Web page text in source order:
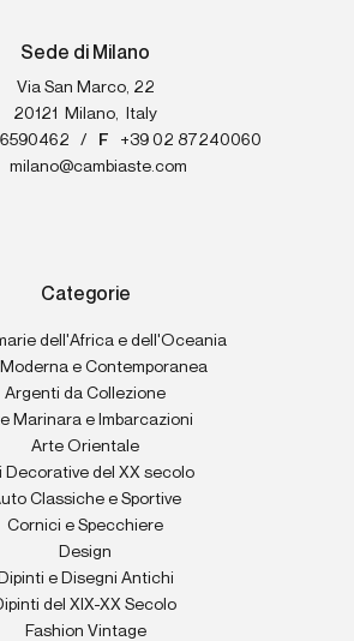
Sede di Milano
Via San Marco, 22
20121
Milano
Italy
/ F
+39 02 87240060
milano@cambiaste.com
Categorie
dell'Africa e dell'Oceania
e Contemporanea
Argenti da Collezione
Marinara e Imbarcazioni
Arte Orientale
Decorative del XX secolo
Classiche e Sportive
Cornici e Specchiere
Design
Dipinti e Disegni Antichi
del XIX-XX Secolo
Fashion Vintage